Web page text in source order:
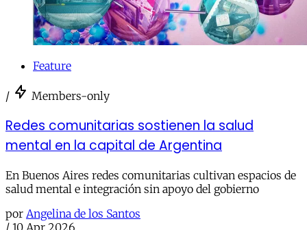
Feature
/ Members-only
Redes comunitarias sostienen la salud
mental en la capital de Argentina
En Buenos Aires redes comunitarias cultivan espacios de
salud mental e integración sin apoyo del gobierno
por Angelina de los Santos
/ 10 Apr 2026